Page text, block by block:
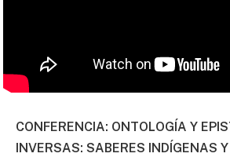
CONFERENCIA: ONTOLOGÍA Y
INVERSAS: SABERES INDÍGENAS